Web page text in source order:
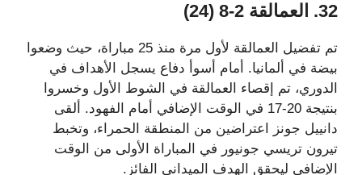
32. العمالقة 2-8 (24)
تم تفضيل العمالقة لأول مرة منذ 25 مباراة، حيث وضعوا
بيضة في ألمانيا. أمام أسوأ دفاع يسجل الأهداف في
الدوري، تم إقصاء العمالقة في الشوط الأول وخسروا
بنتيجة 20-17 في الوقت الإضافي أمام الفهود. ألقى
دانييل جونز اعتراضين من المنطقة الحمراء، وتخبط
تيرون تريسي جونيور في المباراة الأولى من الوقت
الإضافي ليحقق الهدف الميداني الفائز.